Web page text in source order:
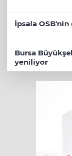
İpsala
Bursa
yeniliyor